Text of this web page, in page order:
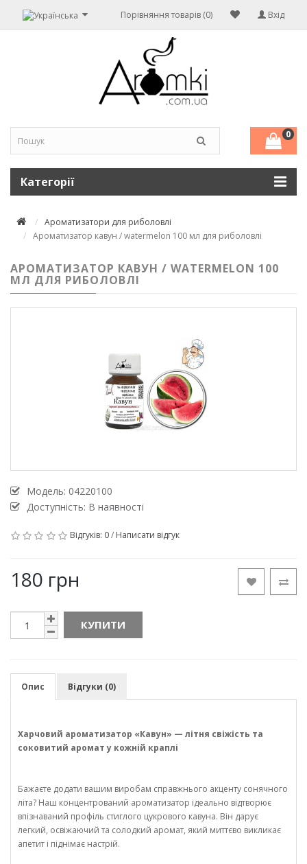
Вхід
Порівняння товарів (0)
0
Категорії
Ароматизатори для риболовлі
Ароматизатор кавун / watermelon 100 мл для риболовлі
АРОМАТИЗАТОР КАВУН / WATERMELON 100
МЛ ДЛЯ РИБОЛОВЛІ
Модель: 04220100
Доступність: В наявності
Відгуків: 0/ Написати відгук
180 грн
КУПИТИ
Опис Відгуки (0)
Харчовий ароматизатор «Кавун» — літня свіжість та
соковитий аромат у кожній краплі
Бажаєте додати вашим виробам справжнього акценту сонячного
літа? Наш концентрований ароматизатор ідеально відтворює
впізнаваний профіль стиглого цукрового кавуна. Він дарує
легкий, освіжаючий та солодкий аромат, який миттєво викликає
апетит і піднімає настрій.